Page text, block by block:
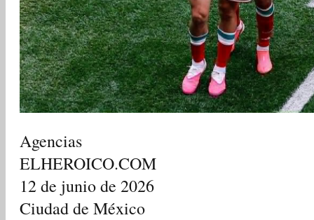
Agencias
ELHEROICO.COM
12 de junio de 2026
Ciudad de México